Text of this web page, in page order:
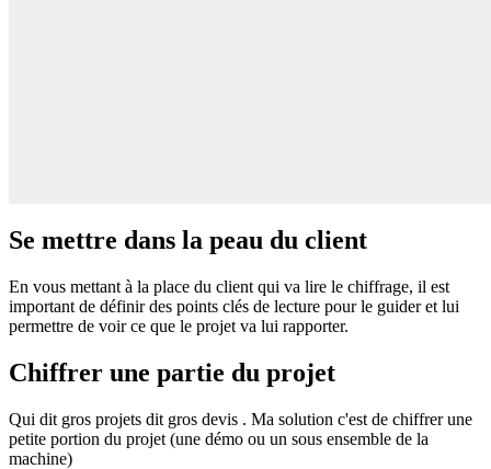
Se mettre dans la peau du client
En vous mettant à la place du client qui va lire le chiffrage, il est
important de définir des points clés de lecture pour le guider et lui
permettre de voir ce que le projet va lui rapporter.
Chiffrer une partie du projet
Qui dit gros projets dit gros devis . Ma solution c'est de chiffrer une
petite portion du projet (une démo ou un sous ensemble de la
machine)